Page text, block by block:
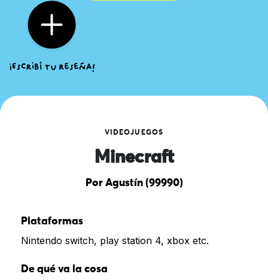
VIDEOJUEGOS
Minecraft
Por Agustín (99990)
Plataformas
Nintendo switch, play station 4, xbox etc.
De qué va la cosa